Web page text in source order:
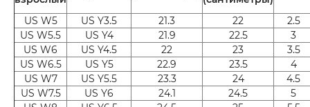
US W5 US Y3.5 21.3 22
2.5
US W5.5
US Y4 21.9 22.5
3
US W6
US Y4.5 22 23
3.5
US W6.5
US Y5 22.9 23.5
4
US W7
US Y5.5 23.3 24
4.5
US W7.5
US Y6 24.1 24.5
5